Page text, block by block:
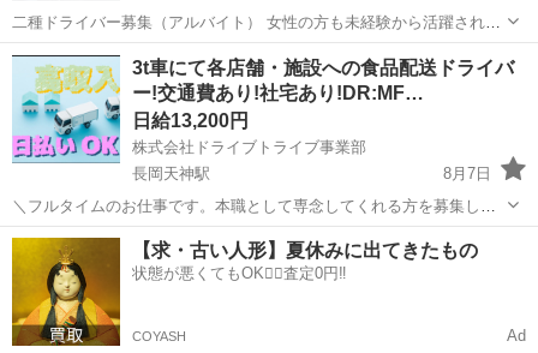
二種ドライバー募集（アルバイト） 女性の方も未経験から活躍されて
ます。 今後希望は正社員（固定給）昇格制度有 ※お客様が酔っ払いだ
から絡まられたり不安、当代行のお客様はそんな事はございませんの
で安心して働いてもらえます...
京都 京田辺市 ＪＲ三山木駅 ドライバー 大型
3t車にて各店舗・施設への食品配送ドライバ
ー!交通費あり!社宅あり!DR:MF…
日給13,200円
株式会社ドライブトライブ事業部
長岡天神駅
8月7日
＼フルタイムのお仕事です。本職として専念してくれる方を募集しま
す。／ 3t車にて各店舗・施設への食品配送ドライバー 配送商品・・・
食品全般 配送場所・・・病院・食堂など 配送件数・・・1～2便20件
程度 手摘手...
京都 京都市 長岡天神駅 ドライバー
【求・古い人形】夏休みに出てきたもの
状態が悪くてもOK🙆‍♀️査定0円‼️
COYASH Ad